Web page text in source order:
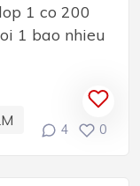
1 co 200
1 bao nhieu
4 0